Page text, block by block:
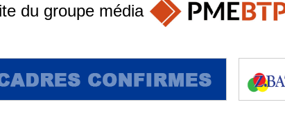
du groupe média